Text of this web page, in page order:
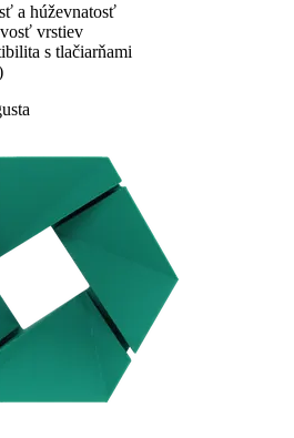
a húževnatosť
vrstiev
s tlačiarňami